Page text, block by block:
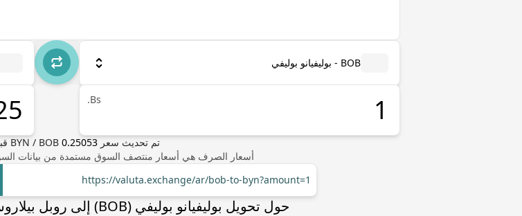
BOB - بوليفيانو بوليفي
Bs.
تم تحديث سعر BYN / BOB 0.25053
أسعار الصرف هي أسعار منتصف السوق مستمدة من بيانات
https://valuta.exchange/ar/bob-to-byn?amount=1
حول تحويل بوليفيانو بوليفي (BOB) إلى روبل بيلاروسي (BYN)